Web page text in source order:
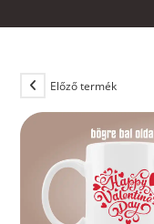
Előző termék